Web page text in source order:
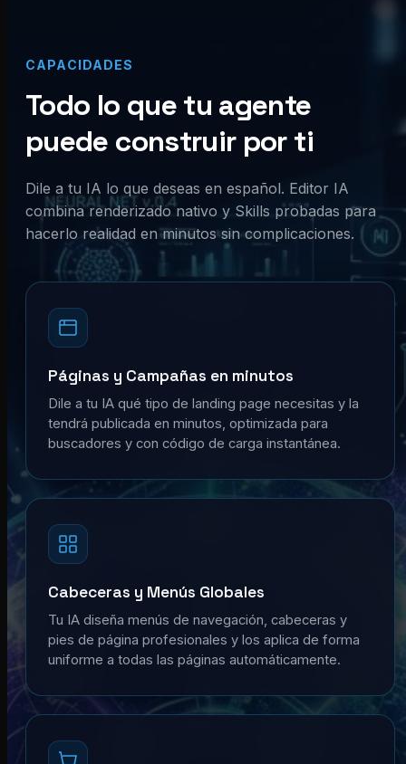
CAPACIDADES
Todo lo que tu agente
puede construir por ti
Dile a tu IA lo que deseas en español. Editor IA
combina renderizado nativo y Skills probadas para
hacerlo realidad en minutos sin complicaciones.
Páginas y Campañas en minutos
Dile a tu IA qué tipo de landing page necesitas y la
tendrá publicada en minutos, optimizada para
buscadores y con código de carga instantánea.
Cabeceras y Menús Globales
Tu IA diseña menús de navegación, cabeceras y
pies de página profesionales y los aplica de forma
uniforme a todas las páginas automáticamente.